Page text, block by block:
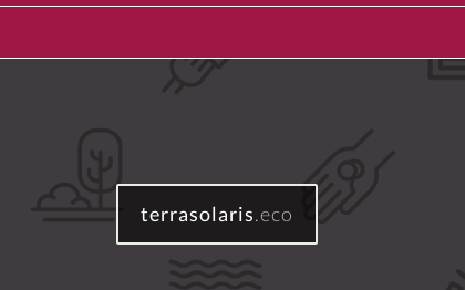
terrasolaris.eco